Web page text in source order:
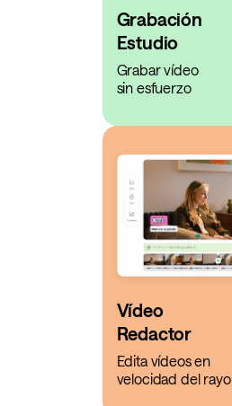
Grabación
Estudio
Grabar vídeo
sin esfuerzo
Vídeo
Redactor
Edita vídeos en
velocidad del rayo